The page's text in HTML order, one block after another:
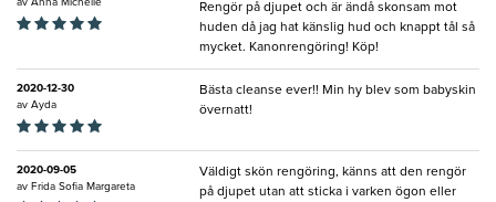
Rengör på djupet och är ändå skonsam mot
huden då jag hat känslig hud och knappt tål så
mycket. Kanonrengöring! Köp!
2020-12-30
av Ayda
Bästa cleanse ever!! Min hy blev som babyskin
övernatt!
2020-09-05
av Frida Sofia Margareta
Väldigt skön rengöring, känns att den rengör
på djupet utan att sticka i varken ögon eller